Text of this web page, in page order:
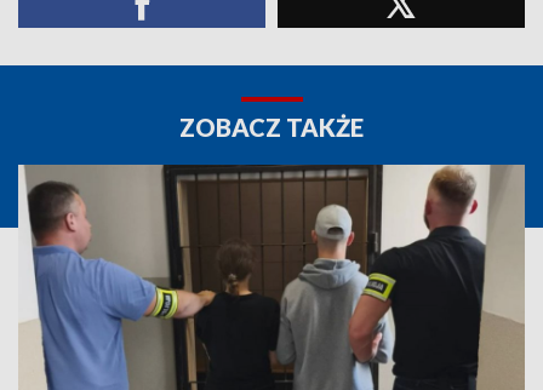
ZOBACZ TAKŻE